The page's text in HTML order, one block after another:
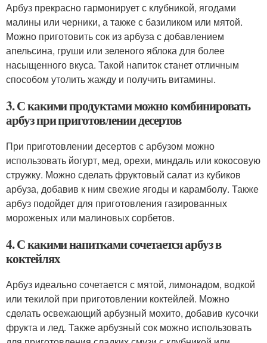
Арбуз прекрасно гармонирует с клубникой, ягодами
малины или черники, а также с базиликом или мятой.
Можно приготовить сок из арбуза с добавлением
апельсина, груши или зеленого яблока для более
насыщенного вкуса. Такой напиток станет отличным
способом утолить жажду и получить витамины.
3. С какими продуктами можно комбинировать
арбуз при приготовлении десертов
При приготовлении десертов с арбузом можно
использовать йогурт, мед, орехи, миндаль или кокосовую
стружку. Можно сделать фруктовый салат из кубиков
арбуза, добавив к ним свежие ягоды и карамболу. Также
арбуз подойдет для приготовления газированных
мороженых или малиновых сорбетов.
4. С какими напитками сочетается арбуз в
коктейлях
Арбуз идеально сочетается с мятой, лимонадом, водкой
или текилой при приготовлении коктейлей. Можно
сделать освежающий арбузный мохито, добавив кусочки
фрукта и лед. Также арбузный сок можно использовать